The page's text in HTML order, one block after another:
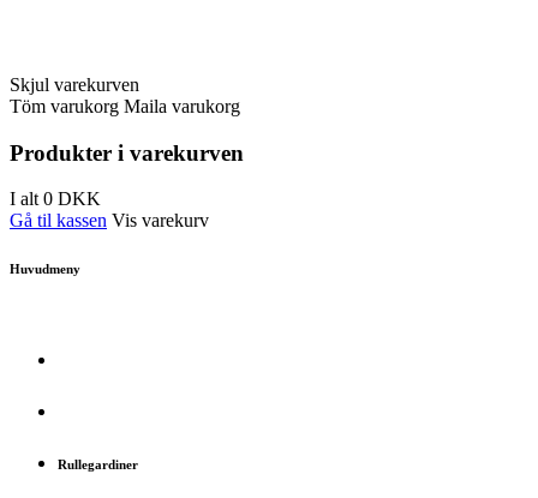
Skjul varekurven
Töm varukorg Maila varukorg
Produkter i varekurven
I alt0 DKK
Gå til kassen Vis varekurv
Huvudmeny
Rullegardiner